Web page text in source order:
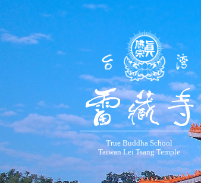
True Buddha School
Taiwan Lei Tsang Temple